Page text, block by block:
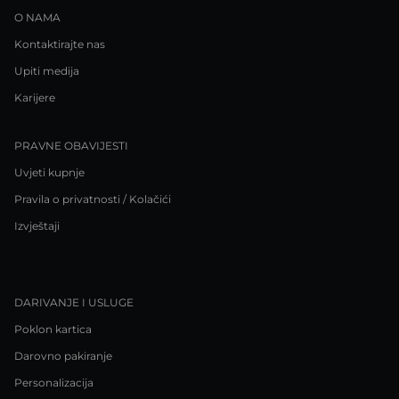
O NAMA
Kontaktirajte nas
Upiti medija
Karijere
PRAVNE OBAVIJESTI
Uvjeti kupnje
Pravila o privatnosti / Kolačići
Izvještaji
DARIVANJE I USLUGE
Poklon kartica
Darovno pakiranje
Personalizacija